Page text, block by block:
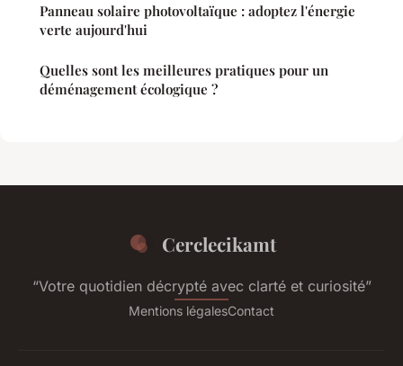
Panneau solaire photovoltaïque : adoptez l'énergie
verte aujourd'hui
Quelles sont les meilleures pratiques pour un
déménagement écologique ?
Cerclecikamt
“Votre quotidien décrypté avec clarté et curiosité”
Mentions légalesContact